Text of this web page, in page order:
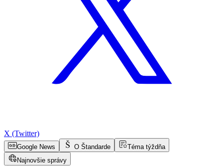
X (Twitter)
Google News O Štandarde
Téma týždňa
Najnovšie správy